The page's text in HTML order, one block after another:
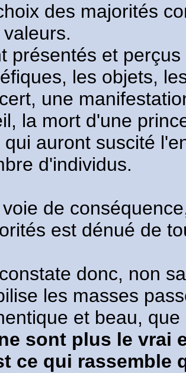
des majorités
présentés et
les objets,
une
la mort d'une
qui auront suscité
d'individus.
de
est dénué de
donc, non
les masses
et beau,
sont plus le vrai
ce qui rassemble